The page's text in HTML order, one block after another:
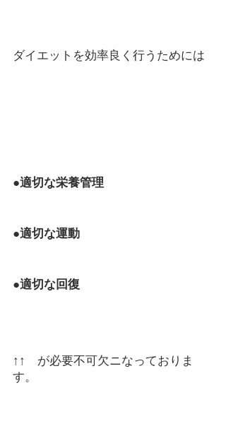
ダイエットを効率良く行うためには
●適切な栄養管理
●適切な運動
●適切な回復
↑↑　が必要不可欠ニなっておりま
す。